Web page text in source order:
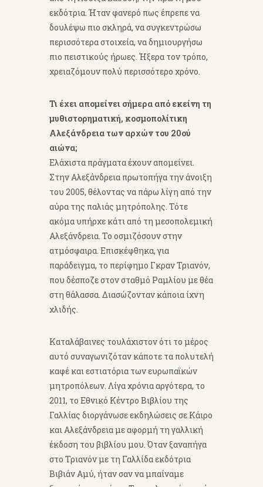
εκδότρια. Ήταν φανερό πως έπρεπε να
δουλέψω πιο σκληρά, να συγκεντρώσω
περισσότερα στοιχεία, να δημιουργήσω
πιο πειστικούς ήρωες. Ήξερα τον τρόπο,
χρειαζόμουν πολύ περισσότερο χρόνο.
Τι έχει απομείνει σήμερα από εκείνη τη
μυθιστορηματική, κοσμοπολίτικη
Αλεξάνδρεια των αρχών του 20ού
αιώνα;
Ελάχιστα πράγματα έχουν απομείνει.
Στην Αλεξάνδρεια πρωτοπήγα την άνοιξη
του 2005, θέλοντας να πάρω λίγη από την
αύρα της παλιάς μητρόπολης. Τότε
ακόμα υπήρχε κάτι από τη μεσοπολεμική
Αλεξάνδρεια. Το οσμιζόσουν στην
ατμόσφαιρα. Επισκέφθηκα, για
παράδειγμα, το περίφημο Γκραν Τριανόν,
που δέσποζε στον σταθμό Ραμλίου με θέα
στη θάλασσα. Διασώζονταν κάποια ίχνη
χλιδής.
Καταλάβαινες τουλάχιστον ότι το μέρος
αυτό συναγωνιζόταν κάποτε τα πολυτελή
καφέ και εστιατόρια των ευρωπαϊκών
μητροπόλεων. Λίγα χρόνια αργότερα, το
2011, το Εθνικό Κέντρο Βιβλίου της
Γαλλίας διοργάνωσε εκδηλώσεις σε Κάιρο
και Αλεξάνδρεια με αφορμή τη γαλλική
έκδοση του βιβλίου μου. Όταν ξαναπήγα
στο Τριανόν με τη Γαλλίδα εκδότρια
Βιβιάν Αμύ, ήταν σαν να μπαίναμε